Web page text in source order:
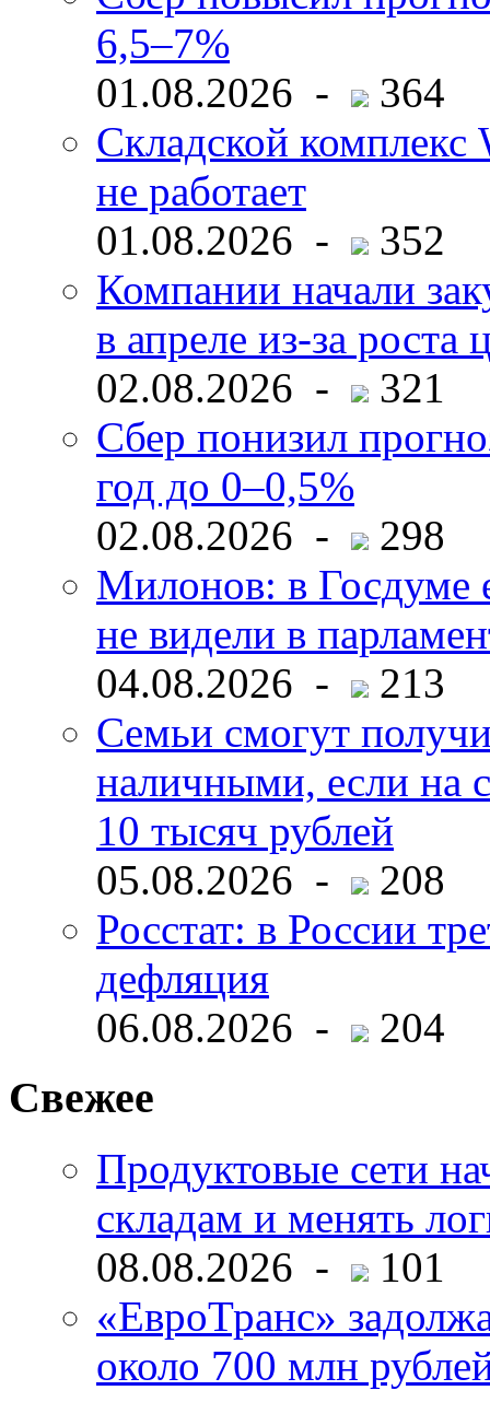
6,5–7%
01.08.2026 -
364
Складской комплекс
не работает
01.08.2026 -
352
Компании начали
в апреле из-за роста
02.08.2026 -
321
Сбер понизил
год до 0–0,5%
02.08.2026 -
298
Милонов: в Госдуме
не видели в
04.08.2026 -
213
Семьи смогут
наличными, если на
10 тысяч рублей
05.08.2026 -
208
Росстат: в России
дефляция
06.08.2026 -
204
Свежее
Продуктовые сети
складам и менять
08.08.2026 -
101
«ЕвроТранс»
около 700 млн